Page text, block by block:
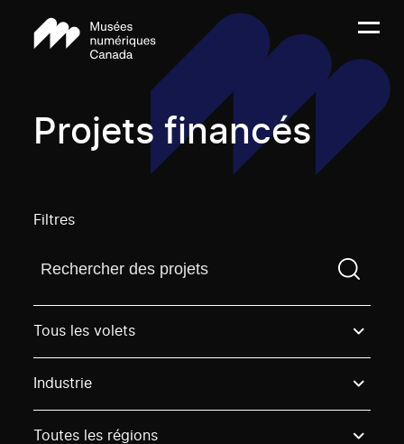
Projets financés
Filtres
Trouvez un projetVous devez saisir un terme de
Tous les volets
Industrie
Toutes les régions